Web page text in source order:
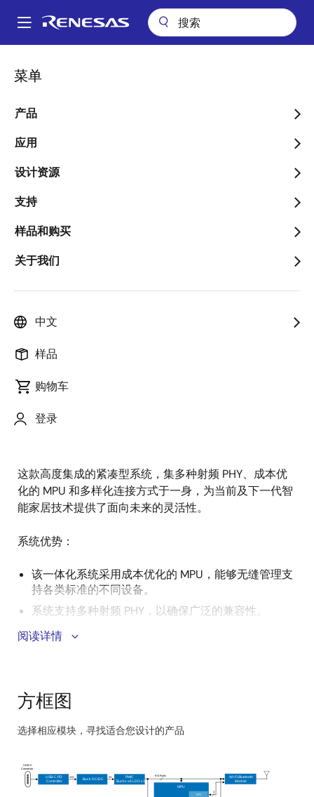
到
Main
菜单
产品
应用
设计资源
支持
样品和购买
关于我们
中文
样品
购物车
登录
面
包
屑
能家居控制器
跳转至页面部分：
概
述
描述
述
管理多个智能家居设备可能很复杂，尤其是这些设备还
上，使用户能够轻松控制、监测并可视化智能家居，无
这款高度集成的紧凑型系统，集多种射频 PHY、成本优
化的 MPU 和多样化连接方式于一身，为当前及下一代智
能家居技术提供了面向未来的灵活性。
系统优势：
该一体化系统采用成本优化的 MPU，能够无缝管理支
持各类标准的不同设备。
系统支持多种射频 PHY，以确保广泛的兼容性。
其集成组件包括基于 GreenPAK 的复位排序、时钟生
其直观的控制和可视化方式简化了对智能家居设备的
阅读详情
方框图
选择相应模块，寻找适合您设计的产品
interactive
block
21V 5V 6+3 Rails
PMIC
Bucks x6 LDO x3
Buck DC/DC
USB-C PD
Controller
Wi-Fi Bluetooth
Module
USB-C
Connector
2
MPU
SPI